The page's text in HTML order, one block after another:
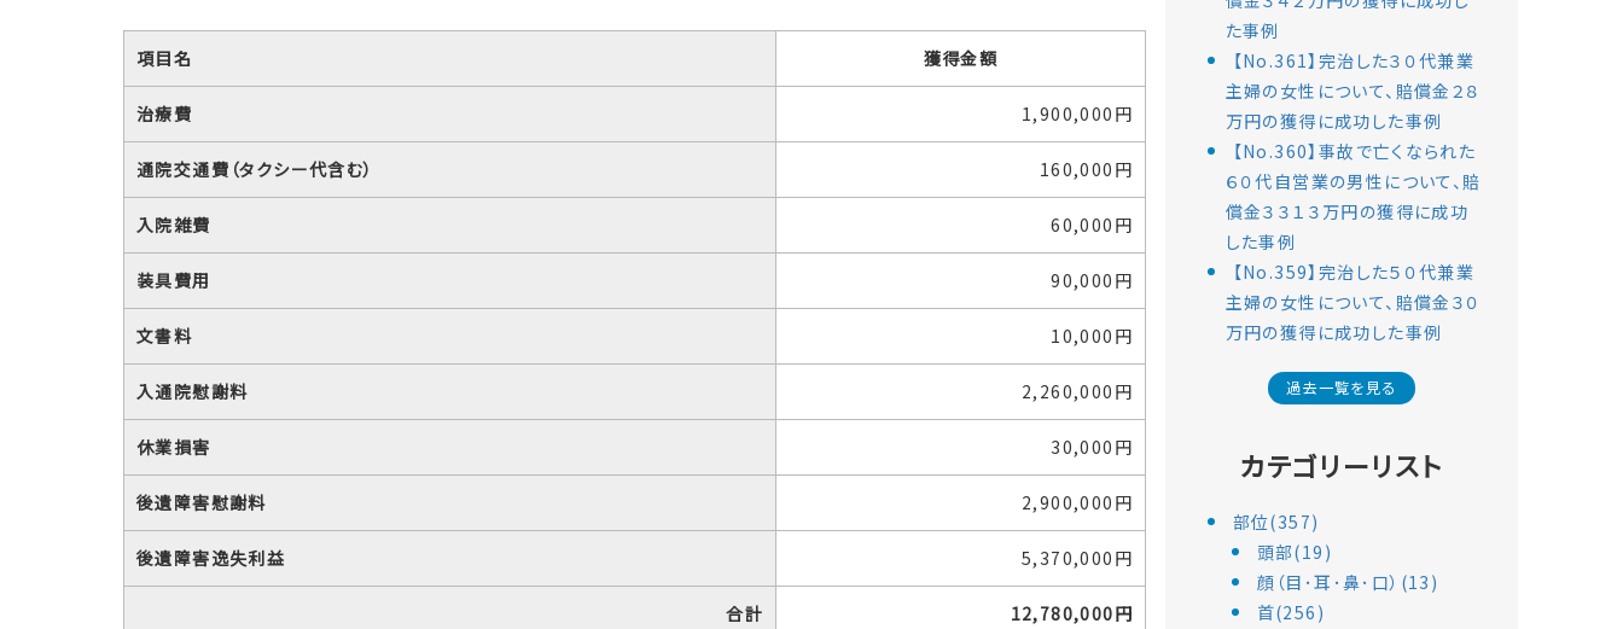
項目名 獲得金額
治療費 1,900,000円
通院交通費（タクシー代含む） 160,000円
入院雑費 60,000円
装具費用 90,000円
文書料 10,000円
入通院慰謝料 2,260,000円
休業損害 30,000円
後遺障害慰謝料 2,900,000円
後遺障害逸失利益 5,370,000円
合計 12,780,000円
た事例
【No.361】完治した３０代兼業
主婦の女性について、賠償金２８
万円の獲得に成功した事例
【No.360】事故で亡くなられた
６０代自営業の男性について、賠
償金３３１３万円の獲得に成功
した事例
【No.359】完治した５０代兼業
主婦の女性について、賠償金３０
万円の獲得に成功した事例
過去一覧を見る
カテゴリーリスト
部位(357)
頭部(19)
顔（目･耳･鼻･口）(13)
首(256)